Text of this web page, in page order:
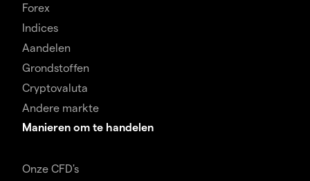
Forex
Indices
Aandelen
Grondstoffen
Cryptovaluta
Andere markte
Manieren om te handelen
Onze CFD's